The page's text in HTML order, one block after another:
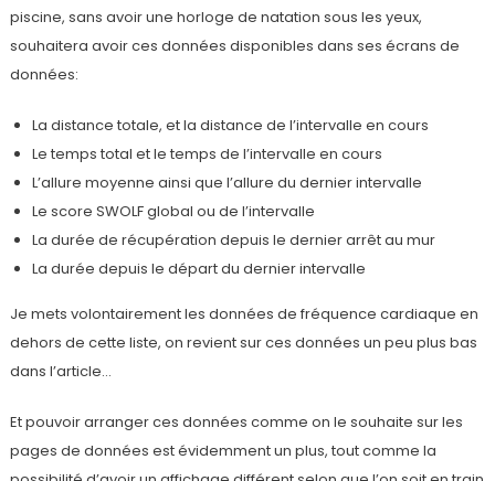
piscine, sans avoir une horloge de natation sous les yeux,
souhaitera avoir ces données disponibles dans ses écrans de
données:
La distance totale, et la distance de l’intervalle en cours
Le temps total et le temps de l’intervalle en cours
L’allure moyenne ainsi que l’allure du dernier intervalle
Le score SWOLF global ou de l’intervalle
La durée de récupération depuis le dernier arrêt au mur
La durée depuis le départ du dernier intervalle
Je mets volontairement les données de fréquence cardiaque en
dehors de cette liste, on revient sur ces données un peu plus bas
dans l’article…
Et pouvoir arranger ces données comme on le souhaite sur les
pages de données est évidemment un plus, tout comme la